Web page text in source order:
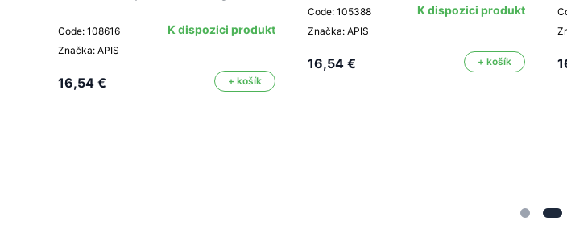
Code: 108616
Značka: APIS
K dispozici produkt
16,54 € + košík
Code: 105388
Značka: APIS
K dispozici produkt
16,54 € + košík